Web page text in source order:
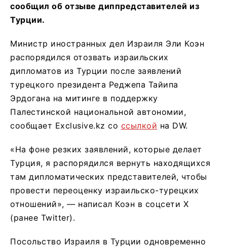
сообщил об отзыве диппредставителей из
Турции.
Министр иностранных дел Израиля Эли Коэн
распорядился отозвать израильских
дипломатов из Турции после заявлений
турецкого президента Реджепа Тайипа
Эрдогана на митинге в поддержку
Палестинской национальной автономии,
сообщает Exclusive.kz со ссылкой на DW.
«На фоне резких заявлений, которые делает
Турция, я распорядился вернуть находящихся
там дипломатических представителей, чтобы
провести переоценку израильско-турецких
отношений», — написал Коэн в соцсети Х
(ранее Twitter).
Посольство Израиля в Турции одновременно